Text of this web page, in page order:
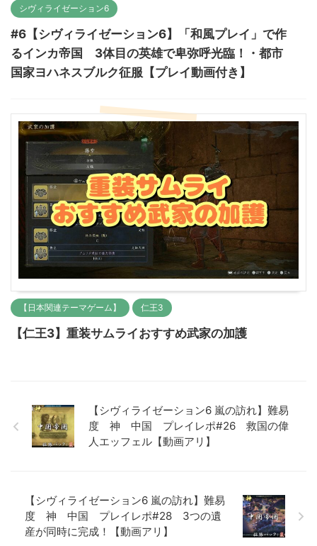
シヴィライゼーション6
#6【シヴィライゼーション6】「和風プレイ」で作
るインカ帝国 3体目の英雄で卑弥呼光臨！・都市
国家ヨハネスブルク征服【プレイ動画付き】
【日本関連テーマゲーム】 仁王3
【仁王3】重装サムライおすすめ武家の加護
【シヴィライゼーション6 嵐の訪れ】難易
度 神 中国 プレイレポ#26 救国の偉
人エッフェル【動画アリ】
【シヴィライゼーション6 嵐の訪れ】難易
度 神 中国 プレイレポ#28 3つの遺
産が同時に完成！【動画アリ】